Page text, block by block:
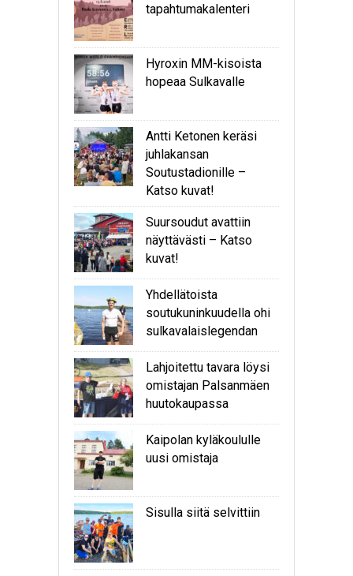
tapahtumakalenteri
Hyroxin MM-kisoista
hopeaa Sulkavalle
Antti Ketonen keräsi
juhlakansan
Soutustadionille –
Katso kuvat!
Suursoudut avattiin
näyttävästi – Katso
kuvat!
Yhdellätoista
soutukuninkuudella ohi
sulkavalaislegendan
Lahjoitettu tavara löysi
omistajan Palsanmäen
huutokaupassa
Kaipolan kyläkoululle
uusi omistaja
Sisulla siitä selvittiin